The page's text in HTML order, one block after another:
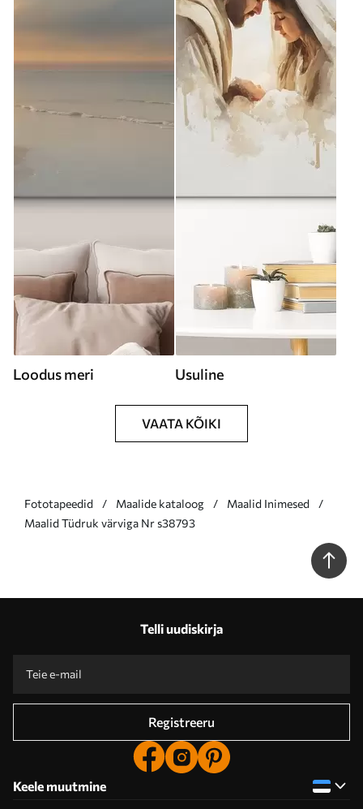
Loodus meri Usuline
VAATA KÕIKI
Fototapeedid Maalide kataloog
Maalid Inimesed
Maalid Tüdruk värviga Nr s38793
Telli uudiskirja
Registreeru
Keele muutmine